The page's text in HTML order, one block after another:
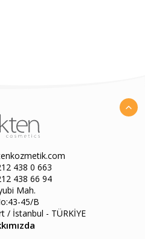
438 0 663
438 66 94
Mah.
45/B
/ İstanbul - TÜRKİYE